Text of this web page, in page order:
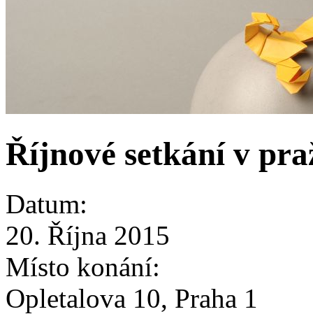
Říjnové setkání v
Datum:
20. Října 2015
Místo konání:
Opletalova 10, Praha 1